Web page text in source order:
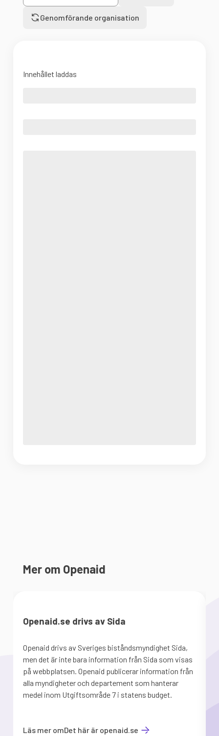
Genomförande organisation
Innehållet laddas
Mer om Openaid
Openaid.se drivs av Sida
Openaid drivs av Sveriges biståndsmyndighet Sida,
men det är inte bara information från Sida som visas
på webbplatsen. Openaid publicerar information från
alla myndigheter och departement som hanterar
medel inom Utgiftsområde 7 i statens budget.
Läs mer omDet här är openaid.se